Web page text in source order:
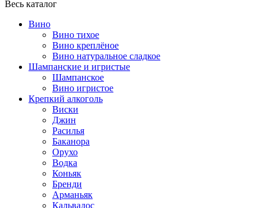
Весь каталог
Вино
Вино тихое
Вино креплёное
Вино натуральное сладкое
Шампанские и игристые
Шампанское
Вино игристое
Крепкий алкоголь
Виски
Джин
Расилья
Баканора
Орухо
Водка
Коньяк
Бренди
Арманьяк
Кальвадос